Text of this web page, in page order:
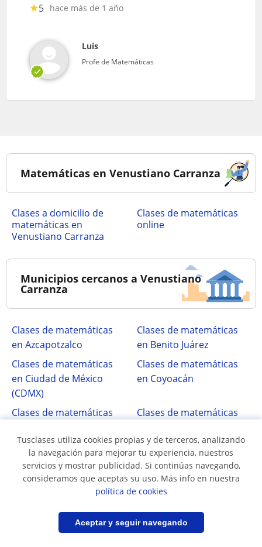
Guardar búsqueda
5 hace más de 1 año
Luis
Profe de Matemáticas
Matemáticas en Venustiano Carranza
Clases a domicilio de
matemáticas en
Venustiano Carranza
Clases de matemáticas
online
Municipios cercanos a Venustiano
Carranza
Clases de matemáticas
en Azcapotzalco
Clases de matemáticas
en Benito Juárez
Clases de matemáticas
en Ciudad de México
(CDMX)
Clases de matemáticas
en Coyoacán
Clases de matemáticas
Clases de matemáticas
Clases de matemáticas
en Iztacalco
Tusclases utiliza cookies propias y de terceros, analizando
la navegación para mejorar tu experiencia, nuestros
servicios y mostrar publicidad. Si continúas navegando,
consideramos que aceptas su uso. Más info en nuestra
política de cookies
Aceptar y seguir navegando